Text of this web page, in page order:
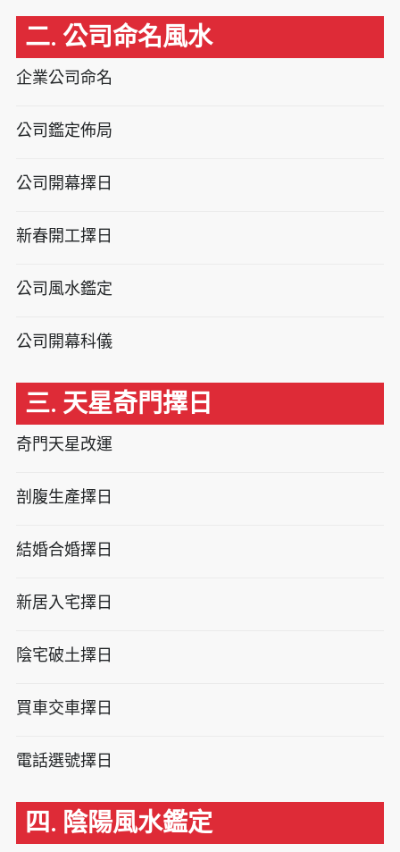
二. 公司命名風水
企業公司命名
公司鑑定佈局
公司開幕擇日
新春開工擇日
公司風水鑑定
公司開幕科儀
三. 天星奇門擇日
奇門天星改運
剖腹生產擇日
結婚合婚擇日
新居入宅擇日
陰宅破土擇日
買車交車擇日
電話選號擇日
四. 陰陽風水鑑定